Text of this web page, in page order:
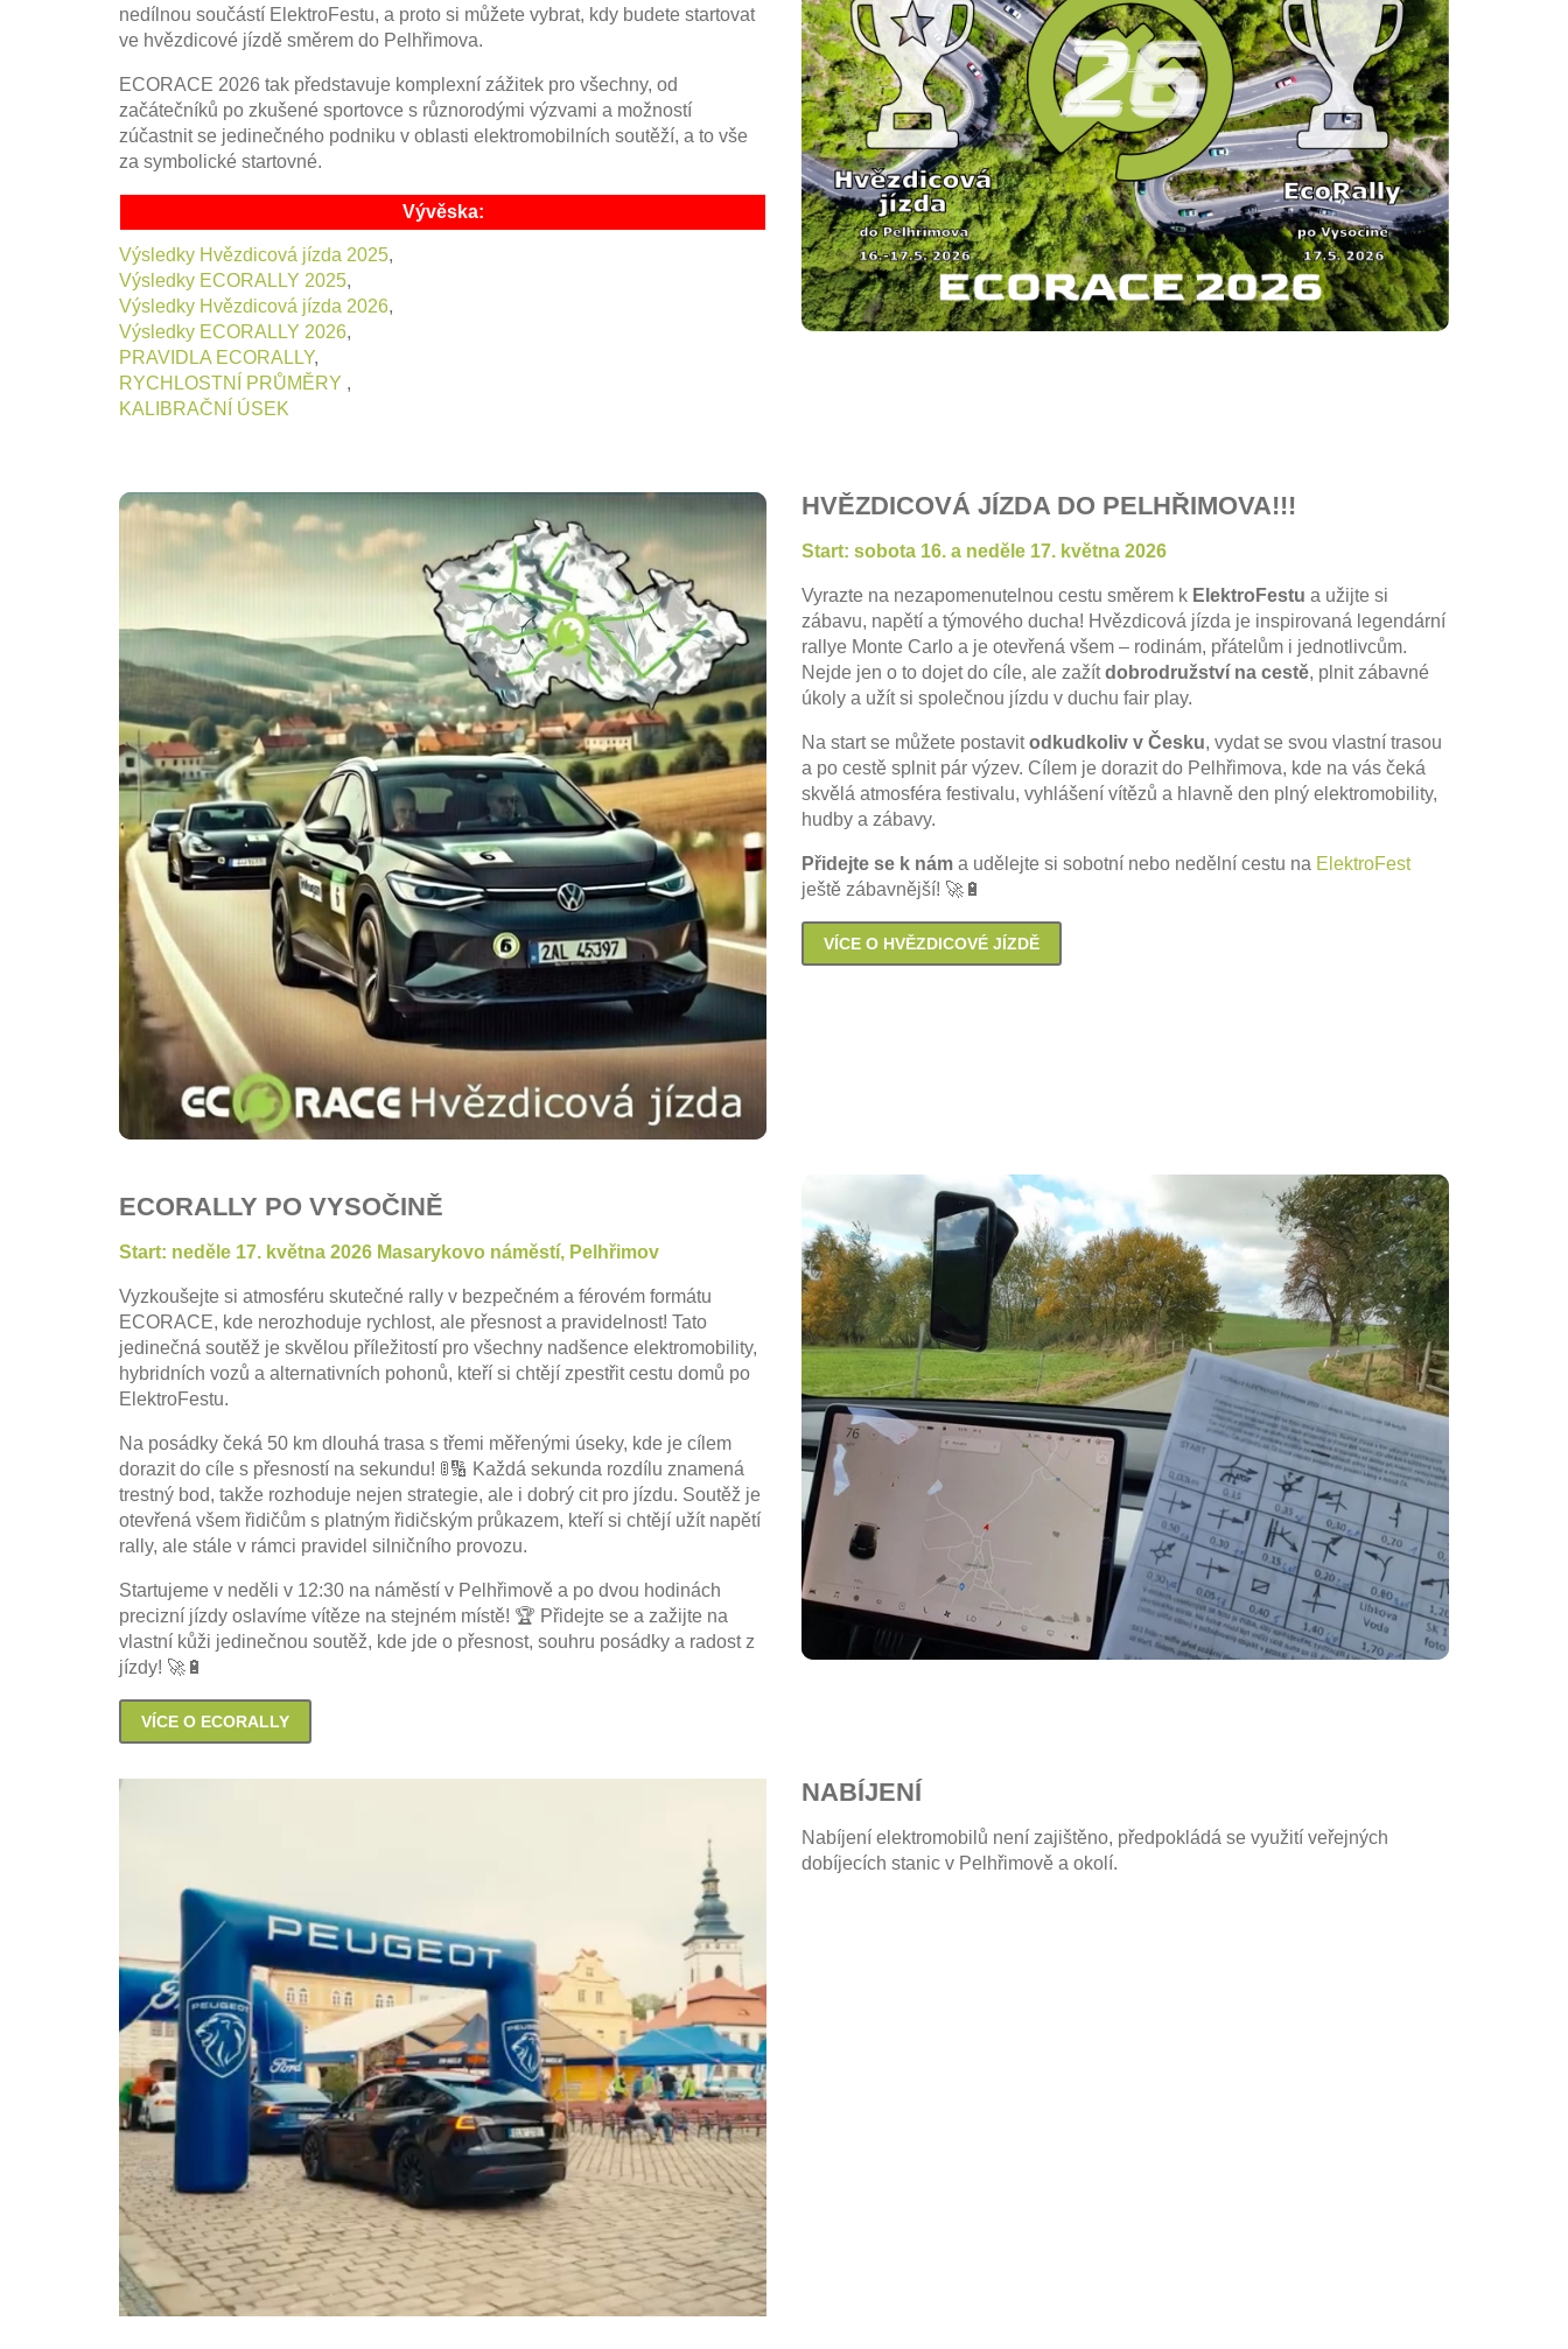
nedílnou součástí ElektroFestu, a proto si můžete vybrat, kdy budete startovat
ve hvězdicové jízdě směrem do Pelhřimova.
ECORACE 2026 tak představuje komplexní zážitek pro všechny, od
začátečníků po zkušené sportovce s různorodými výzvami a možností
zúčastnit se jedinečného podniku v oblasti elektromobilních soutěží, a to vše
za symbolické startovné.
Vývěska:
Výsledky Hvězdicová jízda 2025,
Výsledky ECORALLY 2025,
Výsledky Hvězdicová jízda 2026,
Výsledky ECORALLY 2026,
PRAVIDLA ECORALLY,
RYCHLOSTNÍ PRŮMĚRY ,
KALIBRAČNÍ ÚSEK
HVĚZDICOVÁ JÍZDA DO PELHŘIMOVA!!!
Start: sobota 16. a neděle 17. května 2026
Vyrazte na nezapomenutelnou cestu směrem k ElektroFestu a užijte si
zábavu, napětí a týmového ducha! Hvězdicová jízda je inspirovaná legendární
rallye Monte Carlo a je otevřená všem – rodinám, přátelům i jednotlivcům.
Nejde jen o to dojet do cíle, ale zažítdobrodružství na cestě, plnit zábavné
úkoly a užít si společnou jízdu v duchu fair play.
Na start se můžete postavitodkudkoliv v Česku, vydat se svou vlastní trasou
a po cestě splnit pár výzev. Cílem je dorazit do Pelhřimova, kde na vás čeká
skvělá atmosféra festivalu, vyhlášení vítězů a hlavně den plný elektromobility,
hudby a zábavy.
Přidejte se k nám a udělejte si sobotní nebo nedělní cestu na ElektroFest
ještě zábavnější! 🚀🔋
VÍCE O HVĚZDICOVÉ JÍZDĚ
ECORALLY PO VYSOČINĚ
Start: neděle 17. května 2026 Masarykovo náměstí, Pelhřimov
Vyzkoušejte si atmosféru skutečné rally v bezpečném a férovém formátu
ECORACE, kde nerozhoduje rychlost, ale přesnost a pravidelnost! Tato
jedinečná soutěž je skvělou příležitostí pro všechny nadšence elektromobility,
hybridních vozů a alternativních pohonů, kteří si chtějí zpestřit cestu domů po
ElektroFestu.
Na posádky čeká 50 km dlouhá trasa s třemi měřenými úseky, kde je cílem
dorazit do cíle s přesností na sekundu! 🚦🔢 Každá sekunda rozdílu znamená
trestný bod, takže rozhoduje nejen strategie, ale i dobrý cit pro jízdu. Soutěž je
otevřená všem řidičům s platným řidičským průkazem, kteří si chtějí užít napětí
rally, ale stále v rámci pravidel silničního provozu.
Startujeme v neděli v 12:30 na náměstí v Pelhřimově a po dvou hodinách
precizní jízdy oslavíme vítěze na stejném místě! 🏆 Přidejte se a zažijte na
vlastní kůži jedinečnou soutěž, kde jde o přesnost, souhru posádky a radost z
jízdy! 🚀🔋
VÍCE O ECORALLY
NABÍJENÍ
Nabíjení elektromobilů není zajištěno, předpokládá se využití veřejných
dobíjecích stanic v Pelhřimově a okolí.